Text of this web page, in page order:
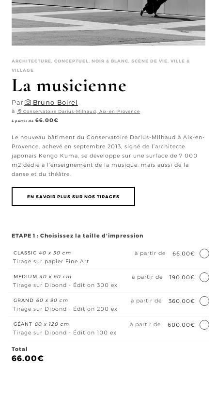
ARCHITECTURE, CONCEPTUEL, NOIR & BLANC, SCÈNE DE VIE, VILLE &
VILLAGE
La musicienne
Par Bruno Boirel
à Conservatoire Darius-Milhaud, Aix-en-Provence
à partir de 66.00€
Le nouveau bâtiment du Conservatoire Darius-Milhaud à Aix-en-
Provence, achevé en septembre 2013, signé de l’architecte
japonais Kengo Kuma, se développe sur une surface de 7 000
m2 dédié à l’enseignement de la musique, mais aussi de la
danse et du théâtre.
EN SAVOIR PLUS SUR NOS TIRAGES
ETAPE 1 : Choisissez la taille d'impression
CLASSIC40 x 50 cm à partir de
66.00€
Tirage sur papier Fine Art
MEDIUM40 x 60 cm à partir de
190.00€
Tirage sur Dibond - Édition 300 ex
GRAND 60 x 90 cm à partir de
360.00€
Tirage sur Dibond - Édition 200 ex
GÉANT 80 x 120 cm à partir de
600.00€
Tirage sur Dibond - Édition 100 ex
Total
66.00€